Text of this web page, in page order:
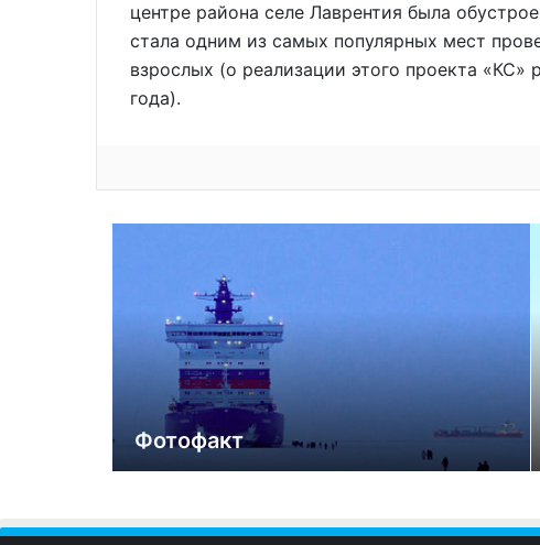
центре района селе Лаврентия была
стала одним из самых популярных мест
взрослых (о реализации этого проекта «КС»
года).
Фотофакт